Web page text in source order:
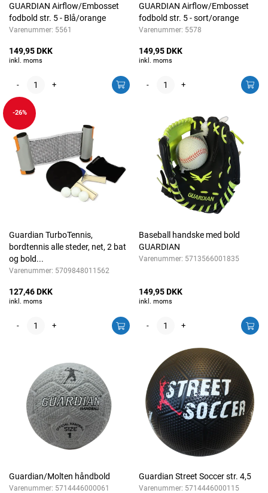
GUARDIAN Airflow/Embosset
fodbold str. 5 - Blå/orange
Varenummer: 5561
149,95 DKK
inkl. moms
- +
GUARDIAN Airflow/Embosset
fodbold str. 5 - sort/orange
Varenummer: 5578
149,95 DKK
inkl. moms
- +
-26%
Guardian TurboTennis,
bordtennis alle steder, net, 2 bat
og bold...
Varenummer: 5709848011562
127,46 DKK
inkl. moms
- +
Baseball handske med bold
GUARDIAN
Varenummer: 5713566001835
149,95 DKK
inkl. moms
- +
Guardian/Molten håndbold
Varenummer: 5714446000061
Guardian Street Soccer str. 4,5
Varenummer: 5714446000115